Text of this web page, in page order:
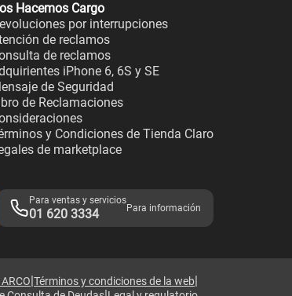
Hacemos Cargo
por interrupciones
de reclamos
de reclamos
iPhone 6, 6S y SE
de Seguridad
de Reclamaciones
y Condiciones de Tienda Claro
de marketplace
Para ventas y servicios
01 620 3334 Para información
|Términos y condiciones de la web|